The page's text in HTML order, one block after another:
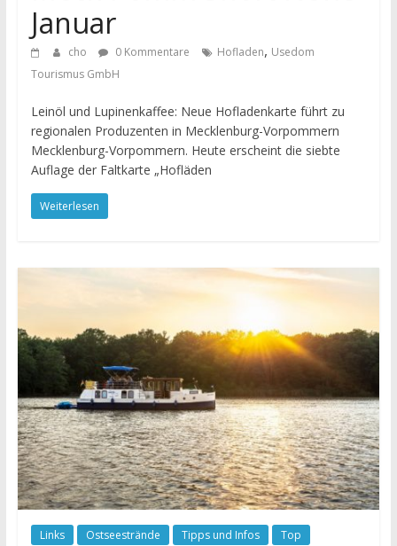
Januar
cho 0 Kommentare Hofladen, Usedom
Tourismus GmbH
Leinöl und Lupinenkaffee: Neue Hofladenkarte führt zu
regionalen Produzenten in Mecklenburg-Vorpommern
Mecklenburg-Vorpommern. Heute erscheint die siebte
Auflage der Faltkarte „Hofläden
Weiterlesen
Links Ostseestrände Tipps und Infos Top